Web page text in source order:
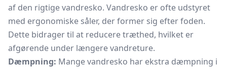
af den rigtige vandresko. Vandresko er ofte udstyret
med ergonomiske såler, der former sig efter foden.
Dette bidrager til at reducere træthed, hvilket er
afgørende under længere vandreture.
Dæmpning: Mange vandresko har ekstra dæmpning i